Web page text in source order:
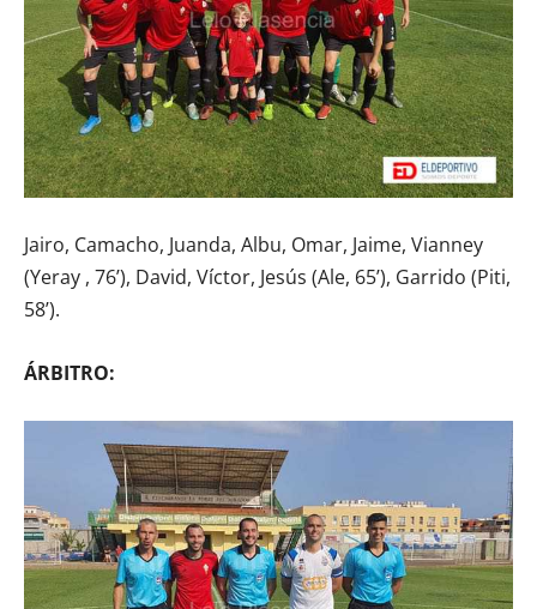
Jairo, Camacho, Juanda, Albu, Omar, Jaime, Vianney
(Yeray , 76’), David, Víctor, Jesús (Ale, 65’), Garrido (Piti,
58’).
ÁRBITRO: